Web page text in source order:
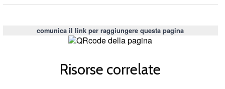
comunica il link per raggiungere questa pagina
Risorse correlate